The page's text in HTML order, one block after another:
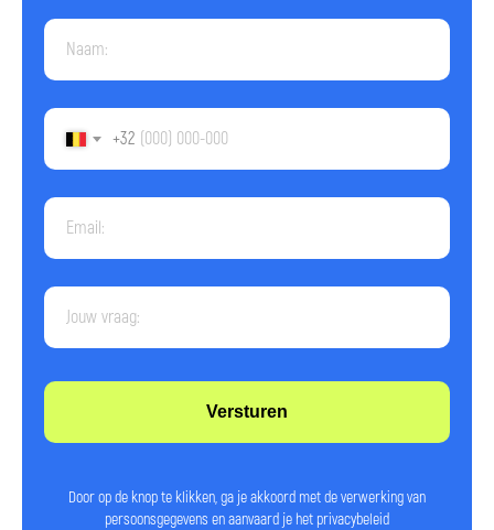
+32
Versturen
Door op de knop te klikken, ga je akkoord met de verwerking van
persoonsgegevens en aanvaard je het privacybeleid